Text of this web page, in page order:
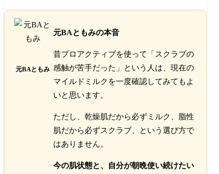
元BAともみ
元BAともみの本音
昔プロアクティブを使って「スクラブの
感触が苦手だった」という人は、現在の
マイルドミルクを一度確認してみてもよ
いと思います。
ただし、乾燥肌だから必ずミルク、脂性
肌だから必ずスクラブ、という選び方で
はありません。
今の肌状態と、自分が朝晩使い続けたい